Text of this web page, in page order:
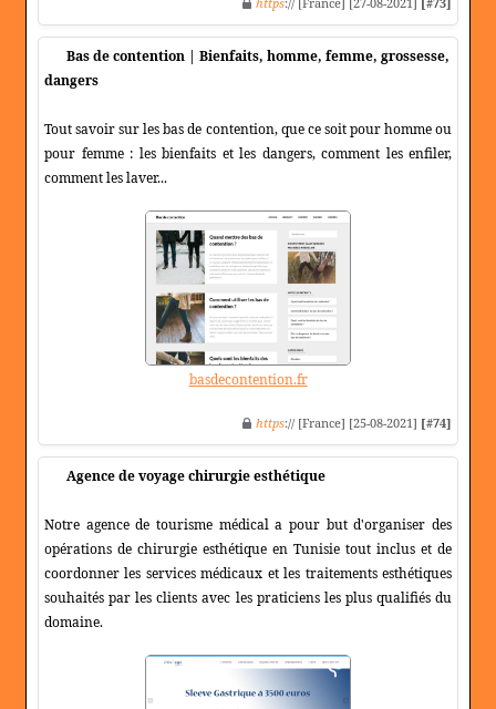
Bas de contention | Bienfaits, homme, femme, grossesse,
dangers
Tout savoir sur les bas de contention, que ce soit pour homme ou
pour femme : les bienfaits et les dangers, comment les enfiler,
comment les laver...
basdecontention.fr
https:// [France] [25-08-2021] [#74]
Agence de voyage chirurgie esthétique
Notre agence de tourisme médical a pour but d'organiser des
opérations de chirurgie esthétique en Tunisie tout inclus et de
coordonner les services médicaux et les traitements esthétiques
souhaités par les clients avec les praticiens les plus qualifiés du
domaine.